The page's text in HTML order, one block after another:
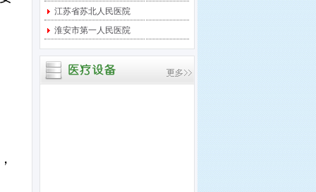
央监护系统采购项目进行
竞争
宝应县中医医院 关于多
道生理记录仪采购项目进
行竞
江苏省苏北人民医院
淮安市第一人民医院